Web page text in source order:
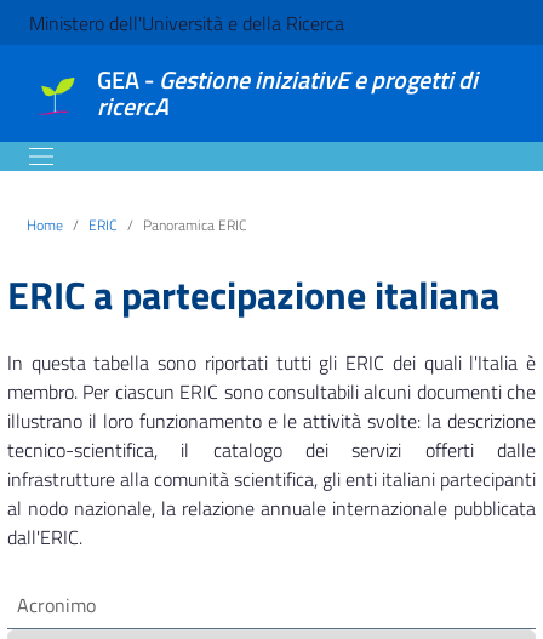
Ministero dell'Università e della Ricerca
GEA -Gestione iniziativE e progetti di
ricercA
Home ERIC Panoramica ERIC
ERIC a partecipazione italiana
In questa tabella sono riportati tutti gli ERIC dei quali l'Italia è
membro. Per ciascun ERIC sono consultabili alcuni documenti che
illustrano il loro funzionamento e le attività svolte: la descrizione
tecnico-scientifica, il catalogo dei servizi offerti dalle
infrastrutture alla comunità scientifica, gli enti italiani partecipanti
al nodo nazionale, la relazione annuale internazionale pubblicata
dall'ERIC.